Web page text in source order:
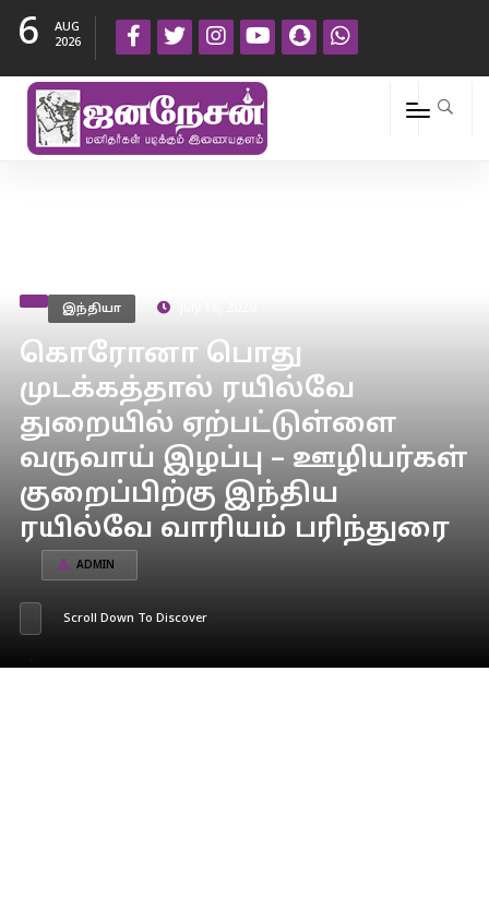
6
AUG
2026
இந்தியா
கொரோனா பொது
முடக்கத்தால் ரயில்வே
துறையில் ஏற்பட்டுள்ளை
வருவாய் இழப்பு – ஊழியர்கள்
குறைப்பிற்கு இந்திய
ரயில்வே வாரியம் பரிந்துரை
ADMIN
Scroll Down To Discover